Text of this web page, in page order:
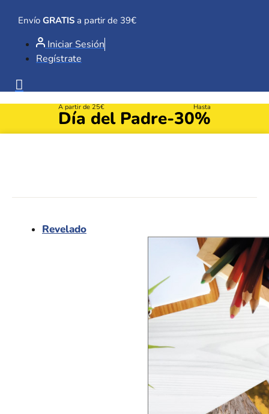
contenido
Envío GRATIS a partir de 39€
Iniciar Sesión
Regístrate
A partir de 25€
Día del Padre
Hasta
-30%
Revelado